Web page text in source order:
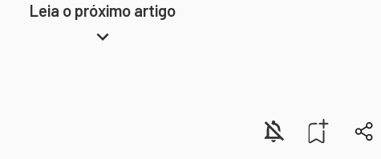
Leia o próximo artigo